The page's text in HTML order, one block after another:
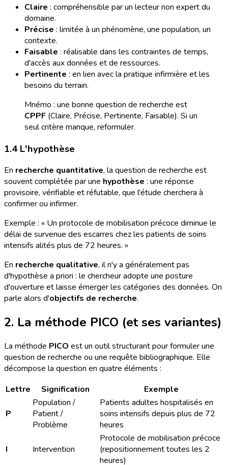
Claire : compréhensible par un lecteur non expert du
domaine.
Précise : limitée à un phénomène, une population, un
contexte.
Faisable : réalisable dans les contraintes de temps,
d'accès aux données et de ressources.
Pertinente : en lien avec la pratique infirmière et les
besoins du terrain.
Mnémo : une bonne question de recherche est
CPPF (Claire, Précise, Pertinente, Faisable). Si un
seul critère manque, reformuler.
1.4 L'hypothèse
En recherche quantitative, la question de recherche est
souvent complétée par une hypothèse : une réponse
provisoire, vérifiable et réfutable, que l'étude cherchera à
confirmer ou infirmer.
Exemple : « Un protocole de mobilisation précoce diminue le
délai de survenue des escarres chez les patients de soins
intensifs alités plus de 72 heures. »
En recherche qualitative, il n'y a généralement pas
d'hypothèse a priori : le chercheur adopte une posture
d'ouverture et laisse émerger les catégories des données. On
parle alors d'objectifs de recherche.
2. La méthode PICO (et ses variantes)
La méthode PICO est un outil structurant pour formuler une
question de recherche ou une requête bibliographique. Elle
décompose la question en quatre éléments :
Lettre
Signification Exemple
P
Population /
Patient /
Problème
Patients adultes hospitalisés en
soins intensifs depuis plus de 72
heures
I Intervention
Protocole de mobilisation précoce
(repositionnement toutes les 2
heures)